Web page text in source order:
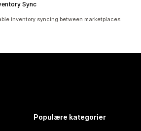
Sync
inventory syncing between marketplaces
Populære kategorier